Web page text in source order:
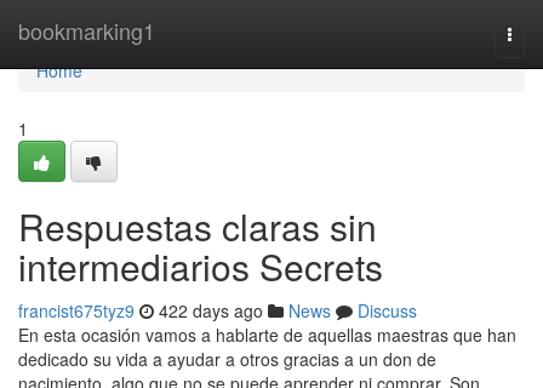
bookmarking1
Home
Home
1
Respuestas claras sin
intermediarios Secrets
francist675tyz9 422 days ago News
Discuss
En esta ocasión vamos a hablarte de aquellas maestras que han
dedicado su vida a ayudar a otros gracias a un don de
nacimiento, algo que no se puede aprender ni comprar. Son